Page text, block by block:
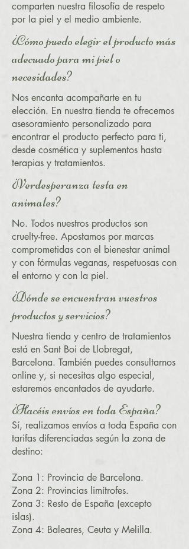
comparten nuestra filosofía de respeto
por la piel y el medio ambiente.
¿Cómo puedo elegir el producto más
adecuado para mi piel o
necesidades?
Nos encanta acompañarte en tu
elección. En nuestra tienda te ofrecemos
asesoramiento personalizado para
encontrar el producto perfecto para ti,
desde cosmética y suplementos hasta
terapias y tratamientos.
¿Verdesperanza testa en
animales?
No. Todos nuestros productos son
cruelty-free. Apostamos por marcas
comprometidas con el bienestar animal
y con fórmulas veganas, respetuosas con
el entorno y con la piel.
¿Dónde se encuentran vuestros
productos y servicios?
Nuestra tienda y centro de tratamientos
está en Sant Boi de Llobregat,
Barcelona. También puedes consultarnos
online y, si necesitas algo especial,
estaremos encantados de ayudarte.
¿Hacéis envíos en toda España?
Sí, realizamos envíos a toda España con
tarifas diferenciadas según la zona de
destino:
Zona 1: Provincia de Barcelona.
Zona 2: Provincias limítrofes.
Zona 3: Resto de España (excepto
islas).
Zona 4: Baleares, Ceuta y Melilla.